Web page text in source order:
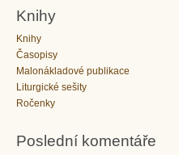
Knihy
Knihy
Časopisy
Malonákladové publikace
Liturgické sešity
Ročenky
Poslední komentáře